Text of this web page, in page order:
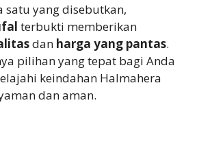
satu yang disebutkan,
terbukti memberikan
dan harga yang pantas.
pilihan yang tepat bagi Anda
keindahan Halmahera
dan aman.